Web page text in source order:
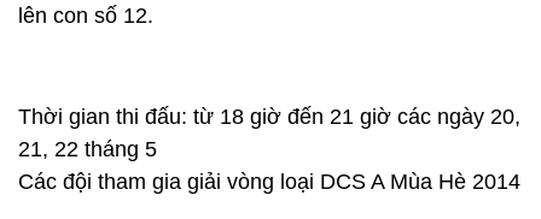
lên con số 12.
Thời gian thi đấu: từ 18 giờ đến 21 giờ các ngày 20,
21, 22 tháng 5
Các đội tham gia giải vòng loại DCS A Mùa Hè 2014